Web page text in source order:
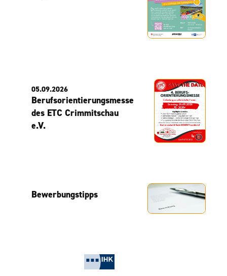
05.09.2026
Berufsorientierungsmesse
des ETC Crimmitschau
e.V.
Bewerbungstipps